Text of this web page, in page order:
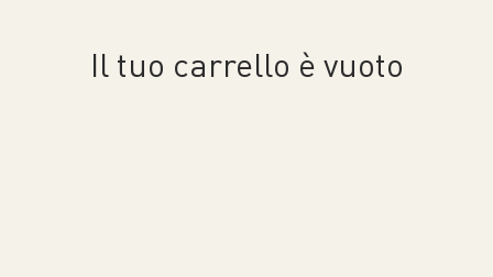
Il tuo carrello è vuoto